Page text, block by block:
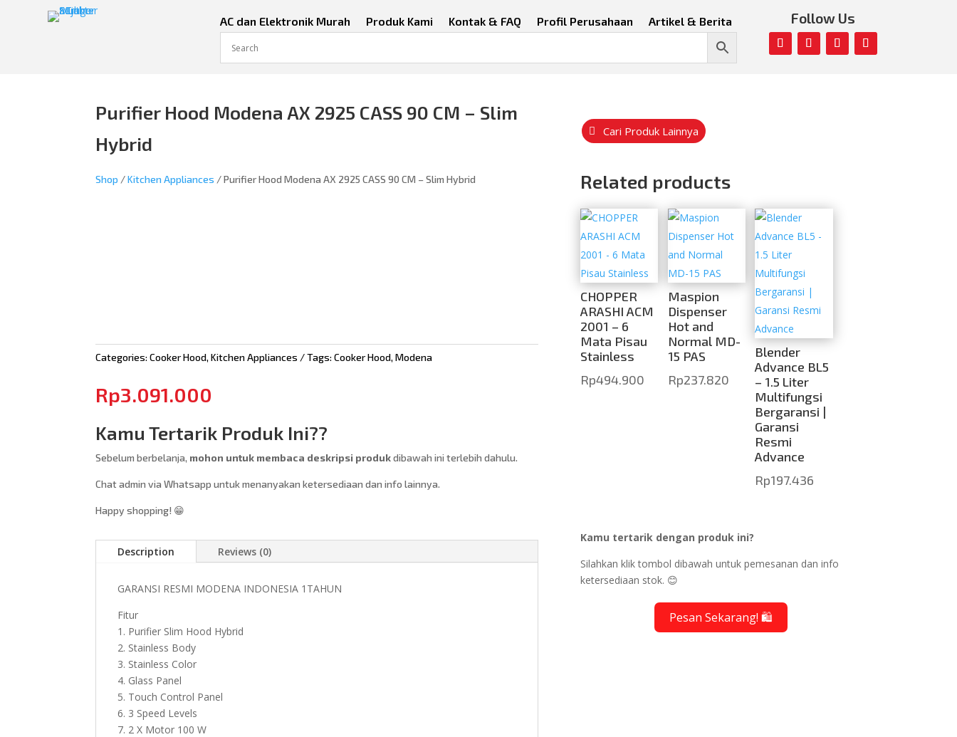
AC dan Elektronik Murah Produk Kami Kontak & FAQ Profil Perusahaan Artikel & Berita Follow Us
Purifier Hood Modena AX 2925 CASS 90 CM – Slim
Hybrid
Shop /Kitchen Appliances / Purifier Hood Modena AX 2925 CASS 90 CM – Slim Hybrid
Categories:Cooker Hood,Kitchen Appliances Tags:Cooker Hood,Modena
Rp3.091.000
Kamu Tertarik Produk Ini??
Sebelum berbelanja, mohon untuk membaca deskripsi produkdibawah ini terlebih dahulu.
Chat admin via Whatsapp untuk menanyakan ketersediaan dan info lainnya.
Happy shopping! 😁
Description Reviews (0)
GARANSI RESMI MODENA INDONESIA 1TAHUN
Fitur
1. Purifier Slim Hood Hybrid
2. Stainless Body
3. Stainless Color
4. Glass Panel
5. Touch Control Panel
6. 3 Speed Levels
7. 2 X Motor 100 W
Cari Produk Lainnya
Related products
CHOPPER
ARASHI ACM
2001 – 6
Mata Pisau
Stainless
Rp494.900
Maspion
Dispenser
Hot and
Normal MD-
15 PAS
Rp237.820
Blender
Advance BL5
– 1.5 Liter
Multifungsi
Bergaransi |
Garansi
Resmi
Advance
Rp197.436
Kamu tertarik dengan produk ini?
Silahkan klik tombol dibawah untuk pemesanan dan info
ketersediaan stok. 😊
Pesan Sekarang! 🛍️